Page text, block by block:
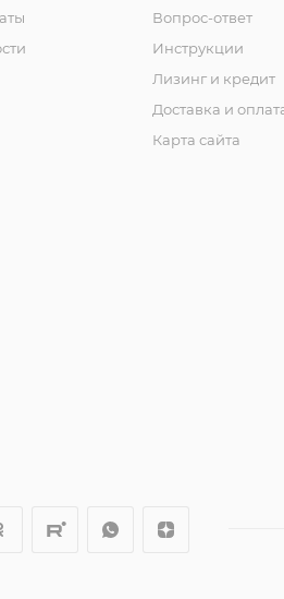
Вопрос-ответ
Инструкции
Лизинг и кредит
Доставка и
Карта сайта